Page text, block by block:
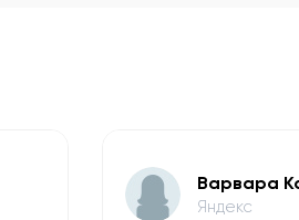
Варвара
Яндекс